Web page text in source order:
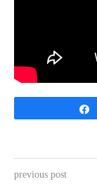
previous post